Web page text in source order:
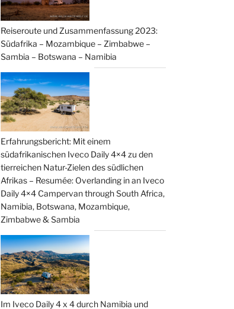
Reiseroute und Zusammenfassung 2023:
Südafrika – Mozambique – Zimbabwe –
Sambia – Botswana – Namibia
Erfahrungsbericht: Mit einem
südafrikanischen Iveco Daily 4×4 zu den
tierreichen Natur-Zielen des südlichen
Afrikas – Resumée: Overlanding in an Iveco
Daily 4×4 Campervan through South Africa,
Namibia, Botswana, Mozambique,
Zimbabwe & Sambia
Im Iveco Daily 4 x 4 durch Namibia und